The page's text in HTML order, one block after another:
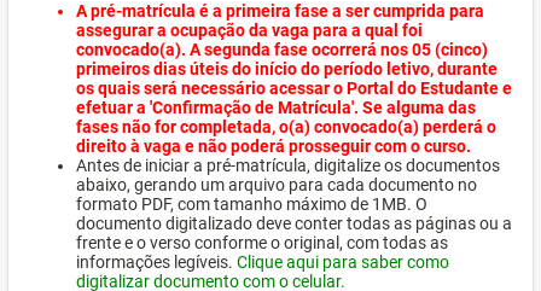
A pré-matrícula é a primeira fase a ser cumprida para
assegurar a ocupação da vaga para a qual foi
convocado(a). A segunda fase ocorrerá nos 05 (cinco)
primeiros dias úteis do início do período letivo, durante
os quais será necessário acessar o Portal do Estudante e
efetuar a 'Confirmação de Matrícula'. Se alguma das
fases não for completada, o(a) convocado(a) perderá o
direito à vaga e não poderá prosseguir com o curso.
Antes de iniciar a pré-matrícula, digitalize os documentos
abaixo, gerando um arquivo para cada documento no
formato PDF, com tamanho máximo de 1MB. O
documento digitalizado deve conter todas as páginas ou a
frente e o verso conforme o original, com todas as
informações legíveis. Clique aqui para saber como
digitalizar documento com o celular.